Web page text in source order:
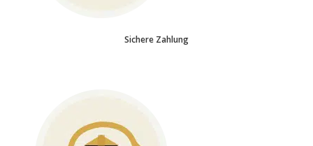
Sichere Zahlung